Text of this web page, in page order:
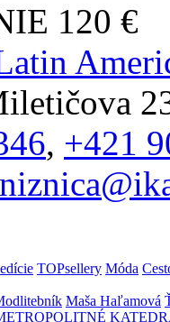
120 €
, +421
TOPsellery Móda
Maša Haľamová